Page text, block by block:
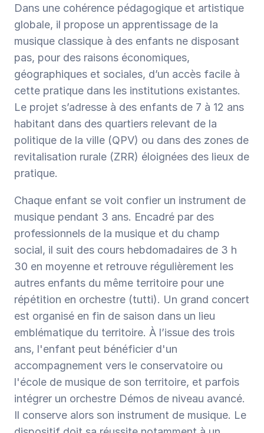
Dans une cohérence pédagogique et artistique
globale, il propose un apprentissage de la
musique classique à des enfants ne disposant
pas, pour des raisons économiques,
géographiques et sociales, d’un accès facile à
cette pratique dans les institutions existantes.
Le projet s’adresse à des enfants de 7 à 12 ans
habitant dans des quartiers relevant de la
politique de la ville (QPV) ou dans des zones de
revitalisation rurale (ZRR) éloignées des lieux de
pratique.
Chaque enfant se voit confier un instrument de
musique pendant 3 ans. Encadré par des
professionnels de la musique et du champ
social, il suit des cours hebdomadaires de 3 h
30 en moyenne et retrouve régulièrement les
autres enfants du même territoire pour une
répétition en orchestre (tutti). Un grand concert
est organisé en fin de saison dans un lieu
emblématique du territoire. À l’issue des trois
ans, l'enfant peut bénéficier d'un
accompagnement vers le conservatoire ou
l'école de musique de son territoire, et parfois
intégrer un orchestre Démos de niveau avancé.
Il conserve alors son instrument de musique. Le